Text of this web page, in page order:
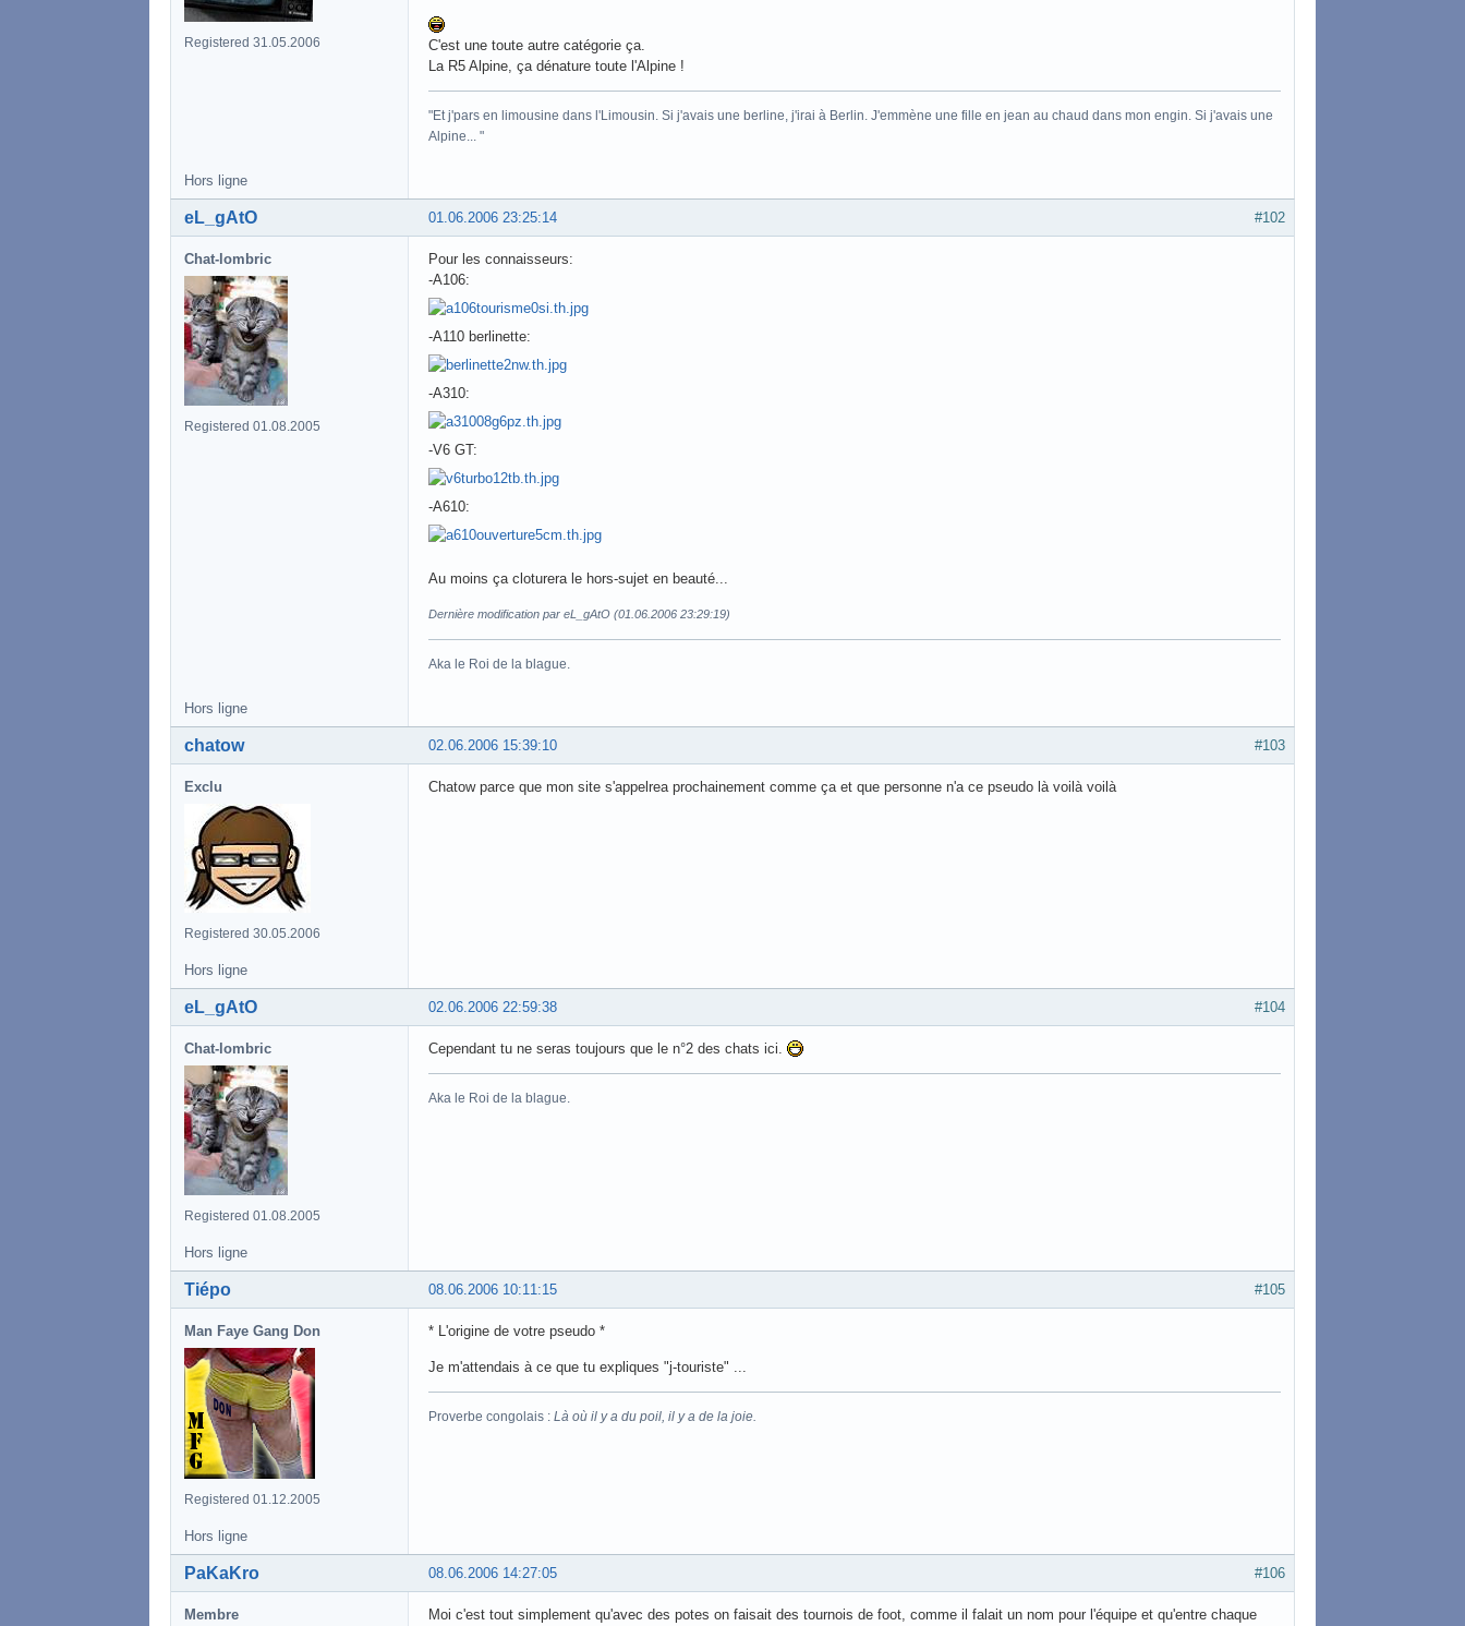
Registered 31.05.2006
C'est une toute autre catégorie ça.
La R5 Alpine, ça dénature toute l'Alpine !
"Et j'pars en limousine dans l'Limousin. Si j'avais une berline, j'irai à Berlin. J'emmène une fille en jean au chaud dans mon engin. Si j'avais une
Alpine... "
Hors ligne
#102
01.06.2006 23:25:14
eL_gAtO
Chat-lombric
Registered 01.08.2005
Pour les connaisseurs:
-A106:
-A110 berlinette:
-A310:
-V6 GT:
-A610:
Au moins ça cloturera le hors-sujet en beauté...
Dernière modification par eL_gAtO (01.06.2006 23:29:19)
Aka le Roi de la blague.
Hors ligne
#103
02.06.2006 15:39:10
chatow
Exclu
Registered 30.05.2006
Chatow parce que mon site s'appelrea prochainement comme ça et que personne n'a ce pseudo là voilà voilà
Hors ligne
#104
02.06.2006 22:59:38
eL_gAtO
Chat-lombric
Registered 01.08.2005
Cependant tu ne seras toujours que le n°2 des chats ici.
Aka le Roi de la blague.
Hors ligne
#105
08.06.2006 10:11:15
Tiépo
Man Faye Gang Don
Registered 01.12.2005
* L'origine de votre pseudo *
Je m'attendais à ce que tu expliques "j-touriste" ...
Proverbe congolais : Là où il y a du poil, il y a de la joie.
Hors ligne
#106
08.06.2006 14:27:05
PaKaKro
Membre
Moi c'est tout simplement qu'avec des potes on faisait des tournois de foot, comme il falait un nom pour l'équipe et qu'entre chaque